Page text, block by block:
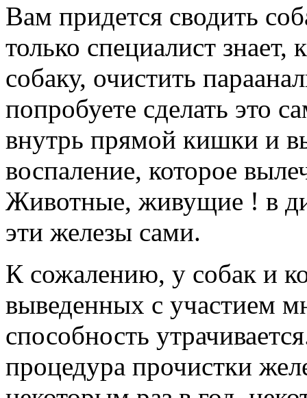
Вам придется сводить
только специалист
собаку, очистить
попробуете сделать это
внутрь прямой кишки и
воспаление, которое
Животные, живущие ! в
эти железы сами.
К сожалению, у собак и
выведенных с участием
способность
процедура прочистки